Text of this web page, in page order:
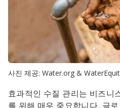
사진 제공: Water.org &
효과적인 수질 관리는 비즈니
를 위해 매우 중요합니다. 글